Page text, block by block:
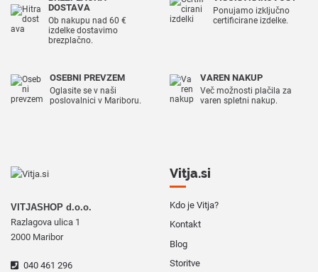
DOSTAVA
Ob nakupu nad 60 €
izdelke dostavimo
brezplačno.
Ponujamo izključno
certificirane izdelke.
OSEBNI PREVZEM
Oglasite se v naši
poslovalnici v Mariboru.
VAREN NAKUP
Več možnosti plačila za
varen spletni nakup.
VITJASHOP d.o.o.
Razlagova ulica 1
2000 Maribor
040 461 296
Vitja.si
Kdo je Vitja?
Kontakt
Blog
Storitve